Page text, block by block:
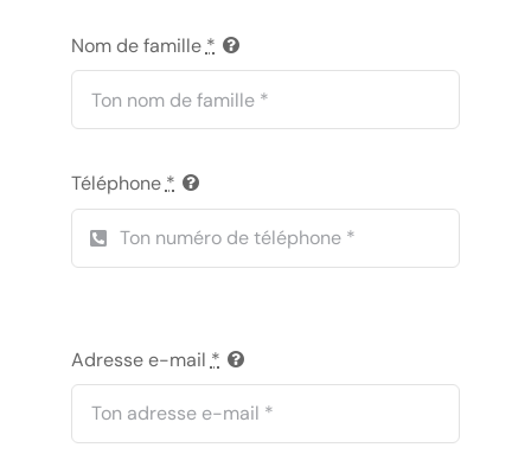
Nom de famille *
Téléphone *
Adresse e-mail *